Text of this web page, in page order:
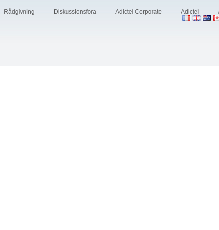
Rådgivning Diskussionsfora Adictel Corporate Adictel